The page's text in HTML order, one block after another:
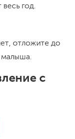
год.
отложите до
с